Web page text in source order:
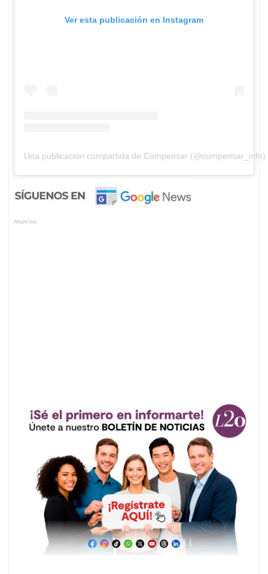
Ver esta publicación en Instagram
Una publicación compartida de Compensar (@compensar_info)
Anuncios.